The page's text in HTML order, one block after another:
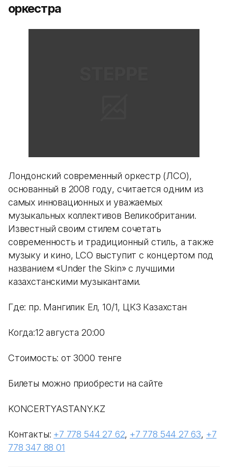
оркестра
Лондонский современный оркестр (ЛСО),
основанный в 2008 году, считается одним из
самых инновационных и уважаемых
музыкальных коллективов Великобритании.
Известный своим стилем сочетать
современность и традиционный стиль, а также
музыку и кино, LCO выступит с концертом под
названием «Under the Skin» с лучшими
казахстанскими музыкантами.
Где: пр. Мангилик Ел, 10/1, ЦКЗ Казахстан
Когда:12 августа 20:00
Стоимость: от 3000 тенге
Билеты можно приобрести на сайте
KONCERTYASTANY.KZ
Контакты: +7 778 544 27 62, +7 778 544 27 63, +7
778 347 88 01